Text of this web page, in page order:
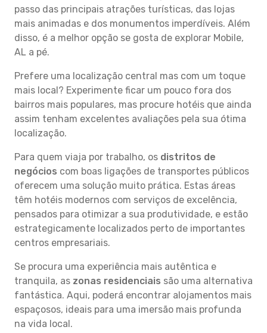
passo das principais atrações turísticas, das lojas
mais animadas e dos monumentos imperdíveis. Além
disso, é a melhor opção se gosta de explorar Mobile,
AL a pé.
Prefere uma localização central mas com um toque
mais local? Experimente ficar um pouco fora dos
bairros mais populares, mas procure hotéis que ainda
assim tenham excelentes avaliações pela sua ótima
localização.
Para quem viaja por trabalho, os distritos de
negócios com boas ligações de transportes públicos
oferecem uma solução muito prática. Estas áreas
têm hotéis modernos com serviços de excelência,
pensados para otimizar a sua produtividade, e estão
estrategicamente localizados perto de importantes
centros empresariais.
Se procura uma experiência mais autêntica e
tranquila, as zonas residenciais são uma alternativa
fantástica. Aqui, poderá encontrar alojamentos mais
espaçosos, ideais para uma imersão mais profunda
na vida local.